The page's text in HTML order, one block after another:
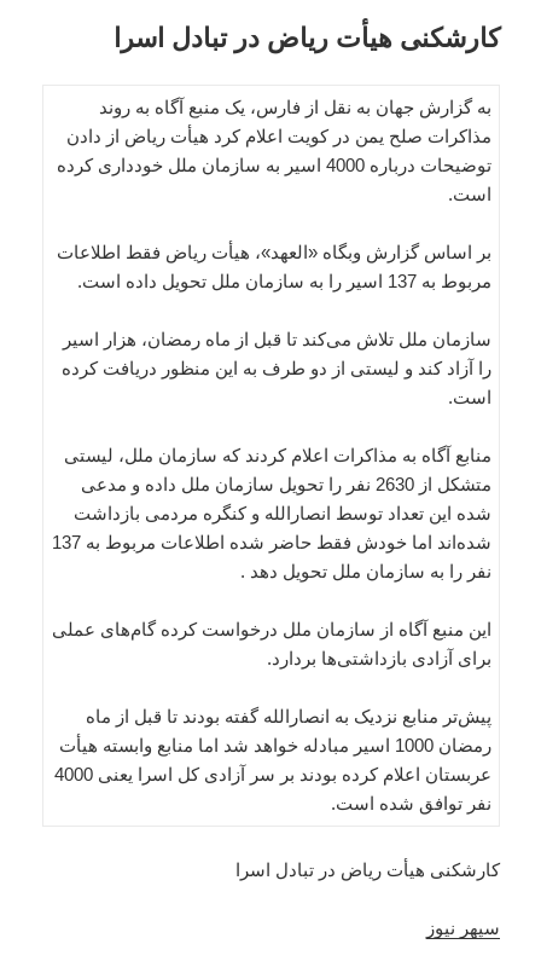
کارشکنی هیأت ریاض در تبادل اسرا
به گزارش جهان به نقل از فارس، یک منبع آگاه به روند
مذاکرات صلح یمن در کویت اعلام کرد هیأت ریاض از دادن
توضیحات درباره 4000 اسیر به سازمان ملل خودداری کرده
است.
بر اساس گزارش وبگاه «العهد»، هیأت ریاض فقط اطلاعات
مربوط به 137 اسیر را به سازمان ملل تحویل داده است.
سازمان ملل تلاش می‌کند تا قبل از ماه رمضان، هزار اسیر
را آزاد کند و لیستی از دو طرف به این منظور دریافت کرده
است.
منابع آگاه به مذاکرات اعلام کردند که سازمان ملل، لیستی
متشکل از 2630 نفر را تحویل سازمان ملل داده و مدعی
شده این تعداد توسط انصارالله و کنگره مردمی بازداشت
شده‌اند اما خودش فقط حاضر شده اطلاعات مربوط به 137
نفر را به سازمان ملل تحویل دهد .
این منبع آگاه از سازمان ملل درخواست کرده گام‌های عملی
برای آزادی بازداشتی‌ها بردارد.
پیش‌تر منابع نزدیک به انصارالله گفته‌ بودند تا قبل از ماه
رمضان 1000 اسیر مبادله خواهد شد اما منابع وابسته هیأت
عربستان اعلام کرده بودند بر سر آزادی کل اسرا یعنی 4000
نفر توافق شده است.
کارشکنی هیأت ریاض در تبادل اسرا
سپهر نیوز